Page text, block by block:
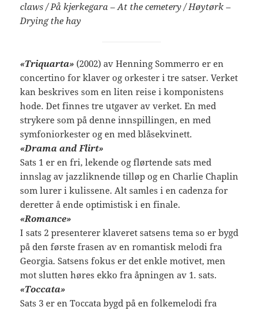
claws / På kjerkegara – At the cemetery / Høytørk –
Drying the hay
«Triquarta» (2002) av Henning Sommerro er en
concertino for klaver og orkester i tre satser. Verket
kan beskrives som en liten reise i komponistens
hode. Det finnes tre utgaver av verket. En med
strykere som på denne innspillingen, en med
symfoniorkester og en med blåsekvinett.
«Drama and Flirt»
Sats 1 er en fri, lekende og flørtende sats med
innslag av jazzliknende tilløp og en Charlie Chaplin
som lurer i kulissene. Alt samles i en cadenza for
deretter å ende optimistisk i en finale.
«Romance»
I sats 2 presenterer klaveret satsens tema so er bygd
på den første frasen av en romantisk melodi fra
Georgia. Satsens fokus er det enkle motivet, men
mot slutten høres ekko fra åpningen av 1. sats.
«Toccata»
Sats 3 er en Toccata bygd på en folkemelodi fra